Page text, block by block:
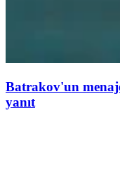
Batrakov'un
yanıt